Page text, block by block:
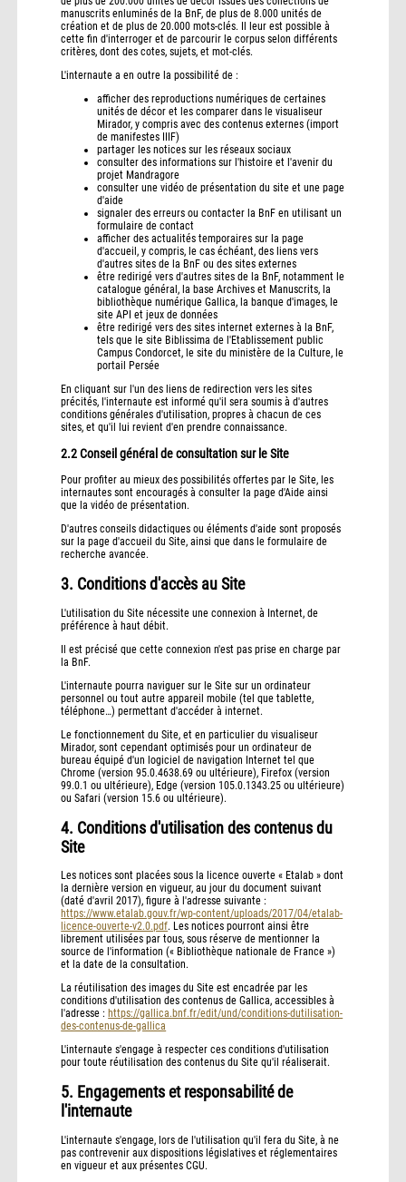
manuscrits enluminés de la BnF, de plus de 8.000 unités de
création et de plus de 20.000 mots-clés. Il leur est possible à
cette fin d'interroger et de parcourir le corpus selon différents
critères, dont des cotes, sujets, et mot-clés.
L'internaute a en outre la possibilité de :
afficher des reproductions numériques de certaines
unités de décor et les comparer dans le visualiseur
Mirador, y compris avec des contenus externes (import
de manifestes IIIF)
partager les notices sur les réseaux sociaux
consulter des informations sur l'histoire et l'avenir du
projet Mandragore
consulter une vidéo de présentation du site et une page
d'aide
signaler des erreurs ou contacter la BnF en utilisant un
formulaire de contact
afficher des actualités temporaires sur la page
d'accueil, y compris, le cas échéant, des liens vers
d'autres sites de la BnF ou des sites externes
être redirigé vers d'autres sites de la BnF, notamment le
catalogue général, la base Archives et Manuscrits, la
bibliothèque numérique Gallica, la banque d'images, le
site API et jeux de données
être redirigé vers des sites internet externes à la BnF,
tels que le site Biblissima de l'Etablissement public
Campus Condorcet, le site du ministère de la Culture, le
portail Persée
En cliquant sur l'un des liens de redirection vers les sites
précités, l'internaute est informé qu'il sera soumis à d'autres
conditions générales d'utilisation, propres à chacun de ces
sites, et qu'il lui revient d'en prendre connaissance.
2.2 Conseil général de consultation sur le Site
Pour profiter au mieux des possibilités offertes par le Site, les
internautes sont encouragés à consulter la page d'Aide ainsi
que la vidéo de présentation.
D'autres conseils didactiques ou éléments d'aide sont proposés
sur la page d'accueil du Site, ainsi que dans le formulaire de
recherche avancée.
3. Conditions d'accès au Site
L'utilisation du Site nécessite une connexion à Internet, de
préférence à haut débit.
Il est précisé que cette connexion n'est pas prise en charge par
la BnF.
L'internaute pourra naviguer sur le Site sur un ordinateur
personnel ou tout autre appareil mobile (tel que tablette,
téléphone…) permettant d'accéder à internet.
Le fonctionnement du Site, et en particulier du visualiseur
Mirador, sont cependant optimisés pour un ordinateur de
bureau équipé d'un logiciel de navigation Internet tel que
Chrome (version 95.0.4638.69 ou ultérieure), Firefox (version
99.0.1 ou ultérieure), Edge (version 105.0.1343.25 ou ultérieure)
ou Safari (version 15.6 ou ultérieure).
4. Conditions d'utilisation des contenus du
Site
Les notices sont placées sous la licence ouverte « Etalab » dont
la dernière version en vigueur, au jour du document suivant
(daté d'avril 2017), figure à l'adresse suivante :
https://www.etalab.gouv.fr/wp-content/uploads/2017/04/etalab-
licence-ouverte-v2.0.pdf. Les notices pourront ainsi être
librement utilisées par tous, sous réserve de mentionner la
source de l'information (« Bibliothèque nationale de France »)
et la date de la consultation.
La réutilisation des images du Site est encadrée par les
conditions d'utilisation des contenus de Gallica, accessibles à
l'adresse : https://gallica.bnf.fr/edit/und/conditions-dutilisation-
des-contenus-de-gallica
L'internaute s'engage à respecter ces conditions d'utilisation
pour toute réutilisation des contenus du Site qu'il réaliserait.
5. Engagements et responsabilité de
l'internaute
L'internaute s'engage, lors de l'utilisation qu'il fera du Site, à ne
pas contrevenir aux dispositions législatives et réglementaires
en vigueur et aux présentes CGU.